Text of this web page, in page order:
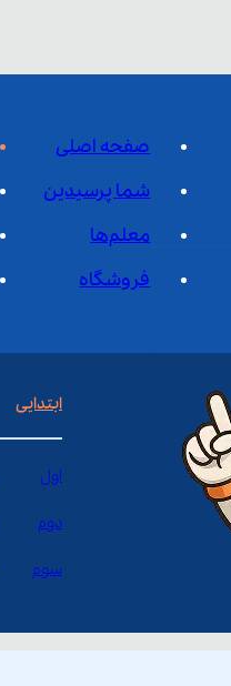
صفحه اصلی
شما پرسیدین
معلم‌ها
فروشگاه
ابتدایی
اول
دوم
سوم